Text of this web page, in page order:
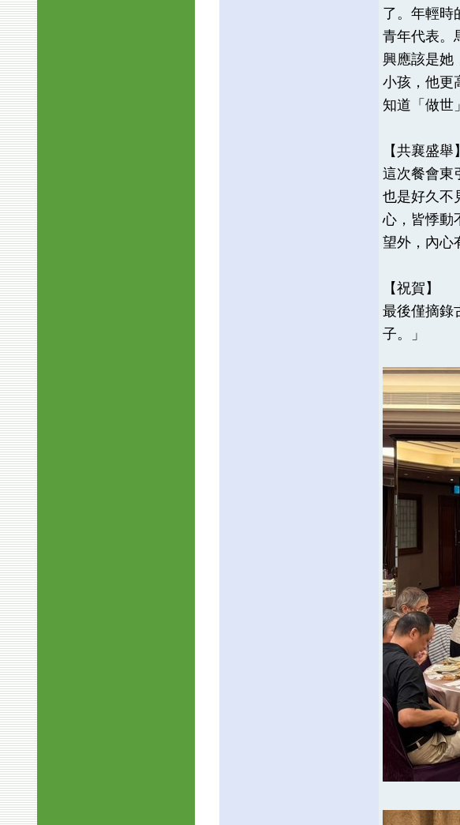
了。年輕時
青年代表。
興應該是她
小孩，他更
知道「做世
【共襄盛舉】
這次餐會東
也是好久不
心，皆悸動
望外，內心
【祝賀】
最後僅摘錄
子。」